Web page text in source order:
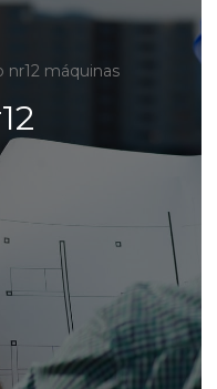
nr12 máquinas